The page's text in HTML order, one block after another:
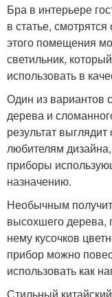
Бра в интерьере
в статье,
этого помещения
светильник,
использовать в
Один из вариантов
дерева и
результат
любителям
приборы
назначению.
Необычным
высохшего дерева,
нему кусочков
прибор можно
использовать как
Стильный